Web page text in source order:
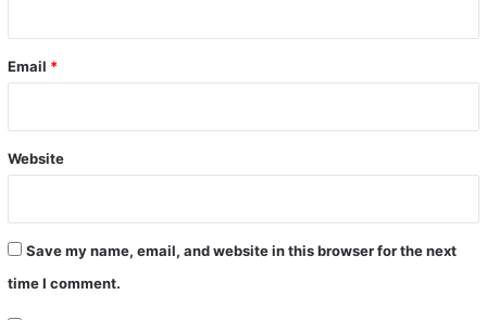
Email *
Website
Save my name, email, and website in this browser for the next
time I comment.